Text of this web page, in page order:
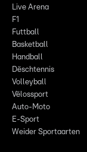
Live Arena
F1
Futtball
Basketball
Handball
Dëschtennis
Volleyball
Vëlossport
Auto-Moto
E-Sport
Weider Sportaarten